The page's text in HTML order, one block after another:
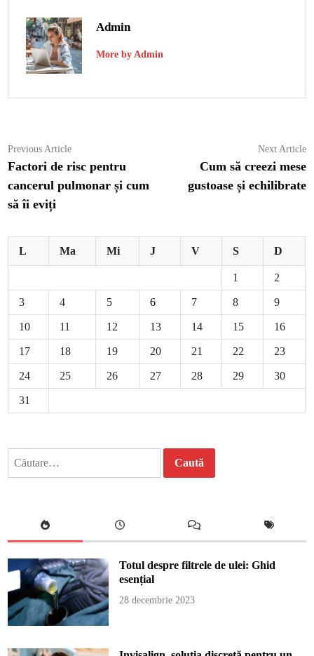
Admin
More by Admin
Navigare
în
articole
Previous ArticlePrevious
article:
Factori de risc pentru
cancerul pulmonar și cum
să îi eviți
Next Article
Cum să creezi mese
gustoase și echilibrate
L Ma Mi J V S D
1 2
3 4 5 6 7 8 9
10 11 12 13 14 15 16
17 18 19 20 21 22 23
24 25 26 27 28 29 30
31
Totul despre filtrele de ulei: Ghid
esențial
28 decembrie 2023